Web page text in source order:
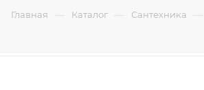
Главная — Каталог — Сантехника —